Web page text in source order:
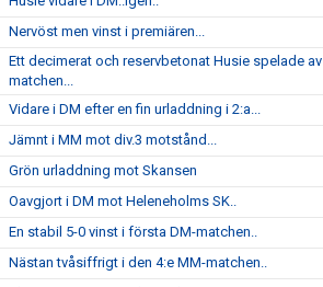
Nervöst men vinst i premiären...
Ett decimerat och reservbetonat Husie spelade av
matchen...
Vidare i DM efter en fin urladdning i 2:a...
Jämnt i MM mot div.3 motstånd...
Grön urladdning mot Skansen
Oavgjort i DM mot Heleneholms SK..
En stabil 5-0 vinst i första DM-matchen..
Nästan tvåsiffrigt i den 4:e MM-matchen..